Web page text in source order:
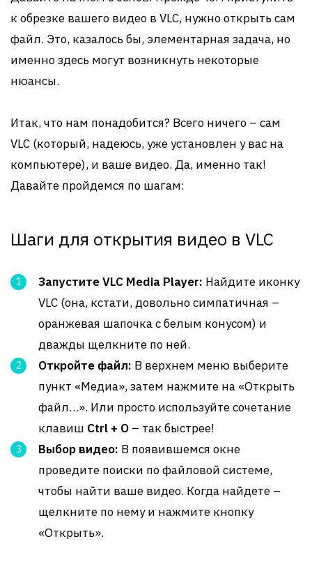
к обрезке вашего видео в VLC, нужно открыть сам
файл. Это, казалось бы, элементарная задача, но
именно здесь могут возникнуть некоторые
нюансы.
Итак, что нам понадобится? Всего ничего – сам
VLC (который, надеюсь, уже установлен у вас на
компьютере), и ваше видео. Да, именно так!
Давайте пройдемся по шагам:
Шаги для открытия видео в VLC
Запустите VLC Media Player: Найдите иконку
VLC (она, кстати, довольно симпатичная –
оранжевая шапочка с белым конусом) и
дважды щелкните по ней.
Откройте файл: В верхнем меню выберите
пункт «Медиа», затем нажмите на «Открыть
файл…». Или просто используйте сочетание
клавиш Ctrl + O – так быстрее!
Выбор видео: В появившемся окне
проведите поиски по файловой системе,
чтобы найти ваше видео. Когда найдете –
щелкните по нему и нажмите кнопку
«Открыть».